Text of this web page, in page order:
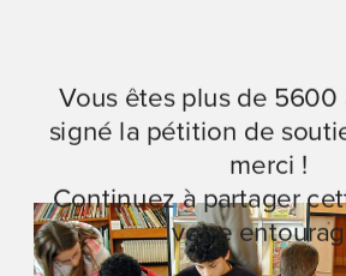
Vous êtes plus de 5600
signé la pétition de
merci !
Continuez à partager
votre